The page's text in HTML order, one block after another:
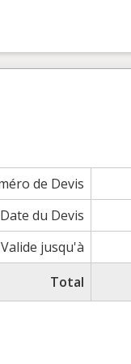
de Devis
Date du Devis
Valide jusqu'à
Total